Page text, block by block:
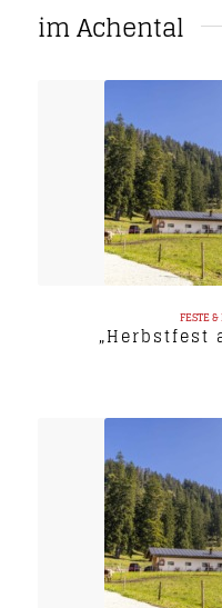
im Achental
FESTE
„Herbstfest